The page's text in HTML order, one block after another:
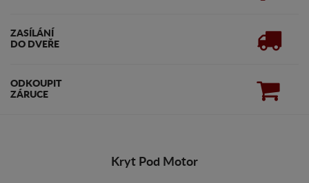
ZASÍLÁNÍ
DO DVEŘE
ODKOUPIT
ZÁRUCE
Kryt Pod Motor